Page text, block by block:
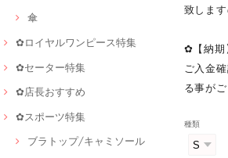
傘
✿ロイヤルワンピース特集
✿セーター特集
✿店長おすすめ
✿スポーツ特集
ブラトップ/キャミソール
致しま
✿【納期
ご入金
る事が
種類